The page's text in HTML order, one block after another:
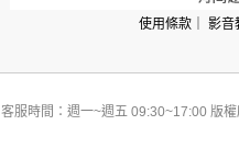
使用條款 影音
客服時間：週一~週五 09:30~17:00 版